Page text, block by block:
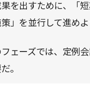
を出すために、「
」を並行して進めよ
ェーズでは、定例
。